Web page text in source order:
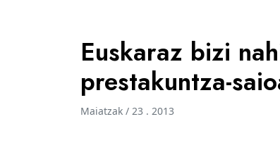
Euskaraz bizi
prestakuntza-
Maiatzak / 23 . 2013